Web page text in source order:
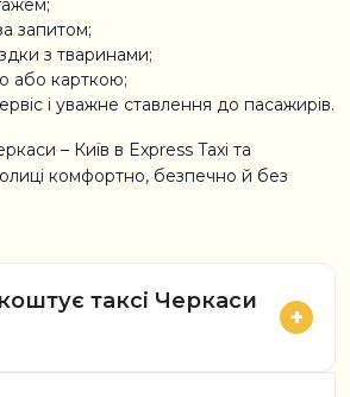
запитом;
з тваринами;
або карткою;
і уважне ставлення до пасажирів.
– Київ в Express Taxi та
комфортно, безпечно й без
таксі Черкаси